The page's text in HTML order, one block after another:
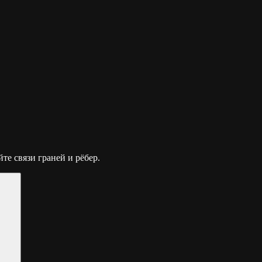
связи граней и рёбер.